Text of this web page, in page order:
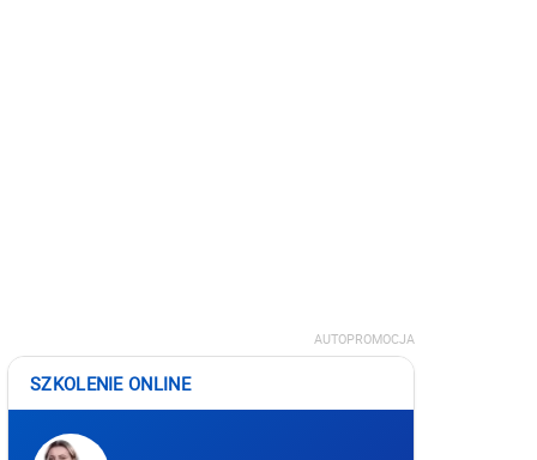
AUTOPROMOCJA
SZKOLENIE ONLINE